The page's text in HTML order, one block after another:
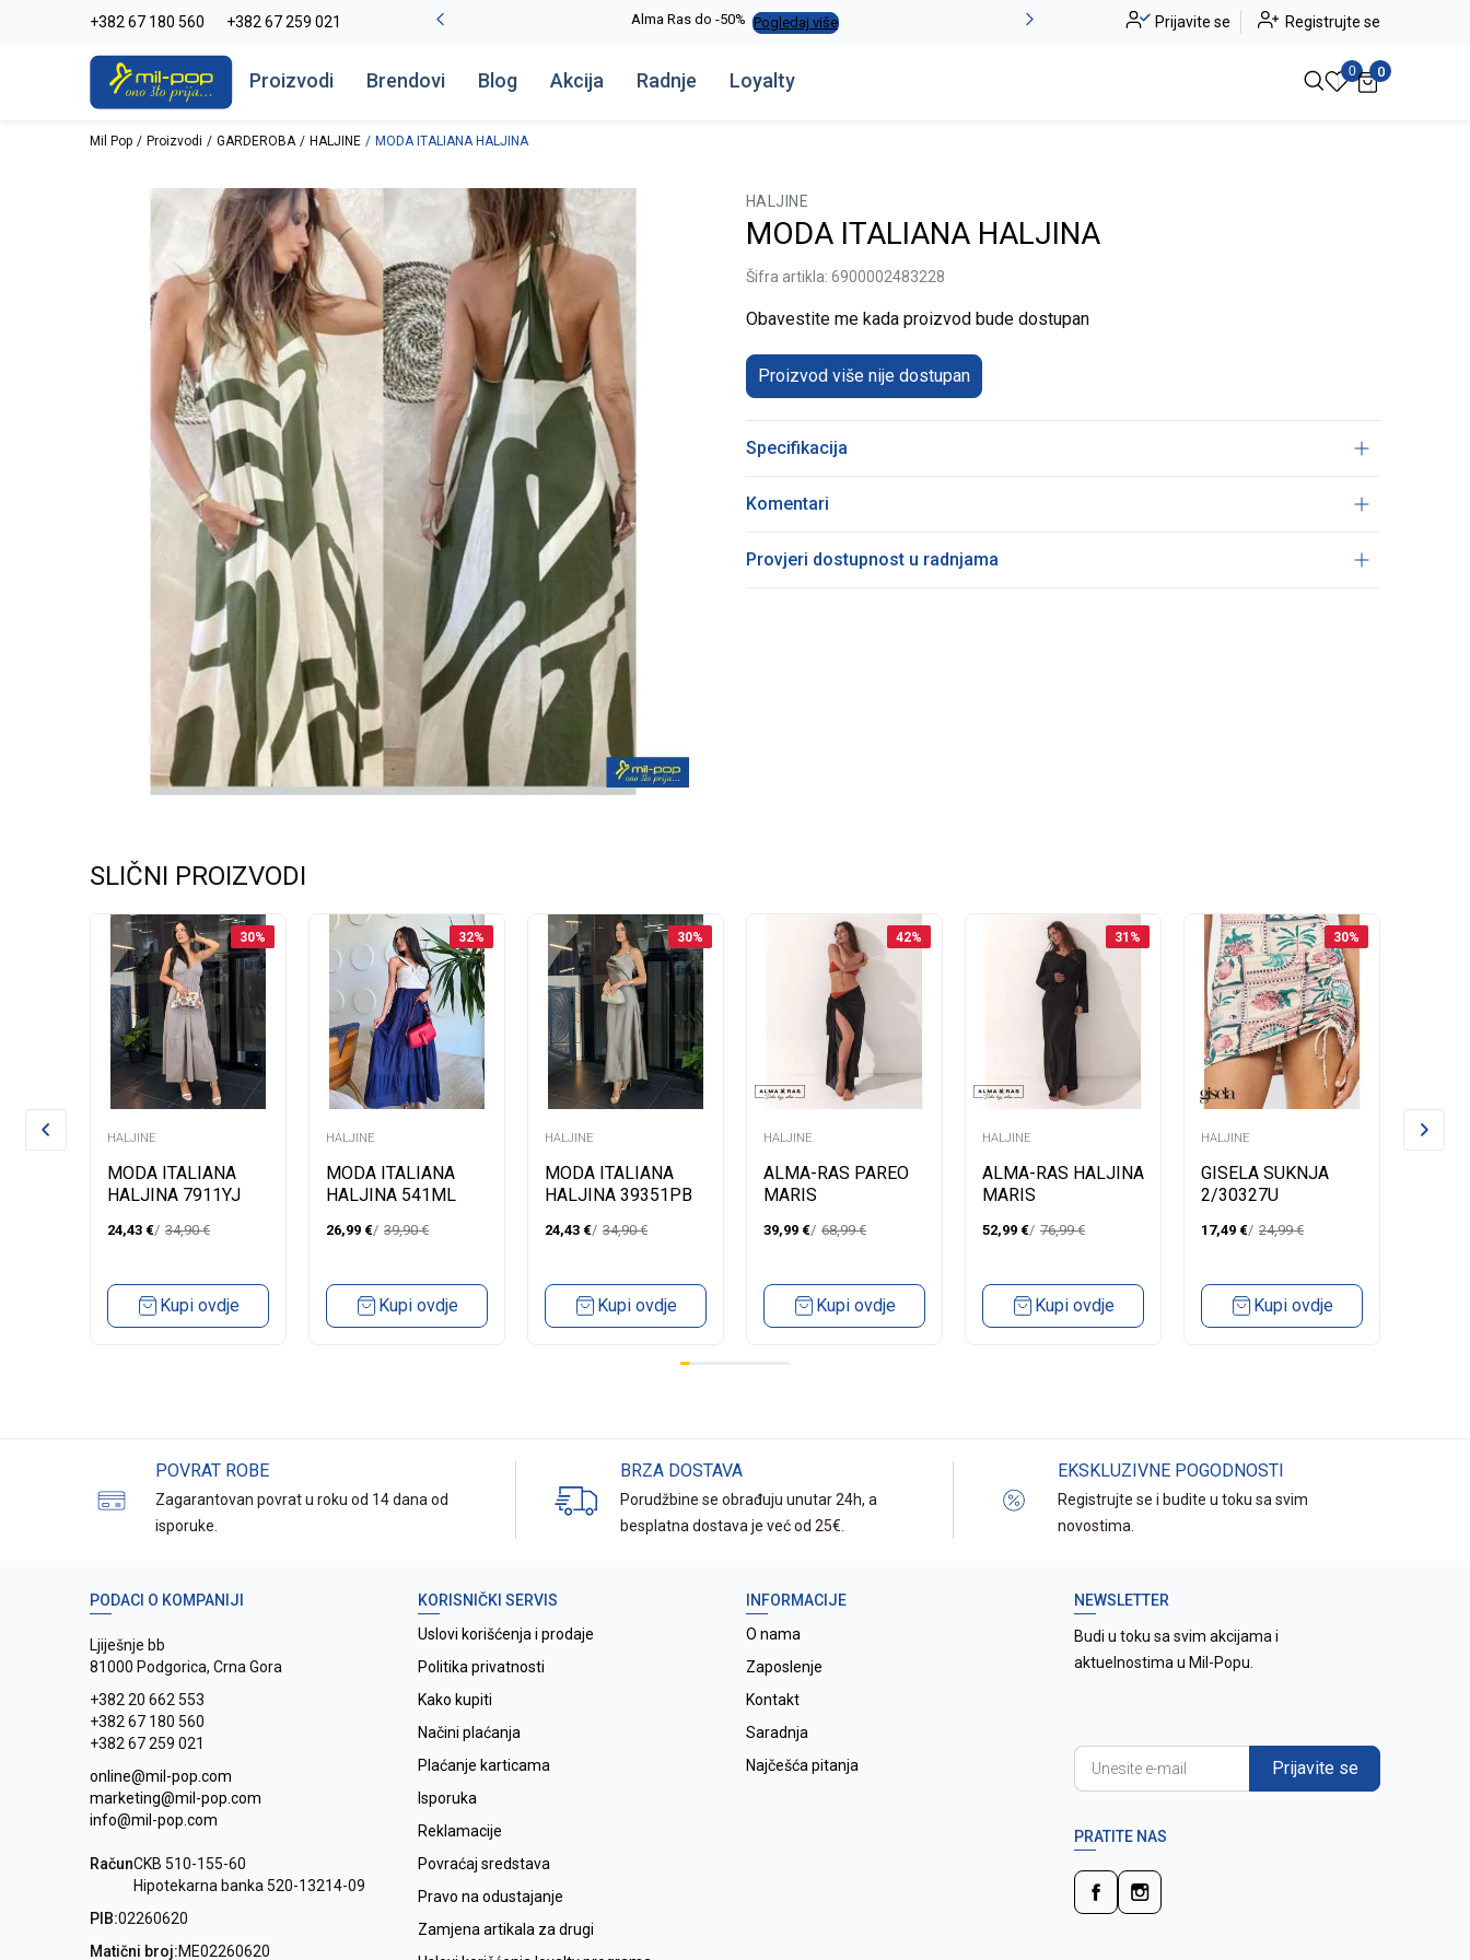
+382 67 180 560 +382 67 259 021
La Plage peškiri do -30% Pogledaj više Alma Ras do -50% Pogledaj više -20% na kompletan asortiman Pogledaj više
Prijavite se Registrujte se
Proizvodi Brendovi Blog Akcija Radnje Loyalty 0 0
Mil Pop Proizvodi GARDEROBA HALJINE MODA ITALIANA HALJINA
HALJINE
MODA ITALIANA HALJINA
Šifra artikla: 6900002483228
Obavestite me kada proizvod bude dostupan
Proizvod više nije dostupan
Specifikacija
Komentari
Provjeri dostupnost u radnjama
SLIČNI PROIZVODI
30%
HALJINE
MODA ITALIANA
HALJINA 7911YJ
24,43 € 34,90€
Kupi ovdje
32%
HALJINE
MODA ITALIANA
HALJINA 541ML
26,99 € 39,90€
Kupi ovdje
30%
HALJINE
MODA ITALIANA
HALJINA 39351PB
24,43 € 34,90€
Kupi ovdje
42%
HALJINE
ALMA-RAS PAREO
MARIS
39,99 € 68,99€
Kupi ovdje
31 %
HALJINE
ALMA-RAS HALJINA
MARIS
52,99 € 76,99€
Kupi ovdje
30%
HALJINE
GISELA SUKNJA
2/30327U
17,49 € 24,99€
Kupi ovdje
HALJINE
POVRAT ROBE
Zagarantovan povrat u roku od 14 dana od
isporuke.
BRZA DOSTAVA
Porudžbine se obrađuju unutar 24h, a
besplatna dostava je već od 25€.
EKSKLUZIVNE POGODNOSTI
Registrujte se i budite u toku sa svim
novostima.
PODACI O KOMPANIJI
Ljiješnje bb
81000 Podgorica, Crna Gora
+382 20 662 553
+382 67 180 560
+382 67 259 021
online@mil-pop.com
marketing@mil-pop.com
info@mil-pop.com
RačunCKB 510-155-60
Hipotekarna banka 520-13214-09
PIB:02260620
Matični broj:ME02260620
KORISNIČKI SERVIS
Uslovi korišćenja i prodaje
Politika privatnosti
Kako kupiti
Načini plaćanja
Plaćanje karticama
Isporuka
Reklamacije
Povraćaj sredstava
Pravo na odustajanje
Zamjena artikala za drugi
INFORMACIJE
O nama
Zaposlenje
Kontakt
Saradnja
Najčešća pitanja
NEWSLETTER
Budi u toku sa svim akcijama i
aktuelnostima u Mil-Popu.
Prijavite se
PRATITE NAS